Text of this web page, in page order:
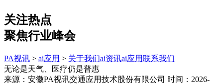
关注热点
聚焦行业峰会
PA视讯 > ai应用 > 关于我们ai资讯ai应用联系我们
无论是天气、医疗仍是普惠
来源：安徽PA视讯交通应用技术股份有限公司 时间：2026-